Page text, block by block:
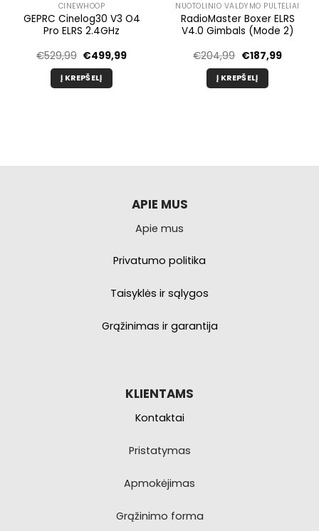
CINEWHOOP
GEPRC Cinelog30 V3 O4
Pro ELRS 2.4GHz
€529,99 Pradinė
buvo:
€529,99.
€499,99Dabartinė
Į KREPŠELĮ
NUOTOLINIO VALDYMO PULTELIAI
RadioMaster Boxer ELRS
V4.0 Gimbals (Mode 2)
€204,99 Pradinė
buvo:
€204,99.
€187,99
Į KREPŠELĮ
APIE MUS
Apie mus
Privatumo politika
Taisyklės ir sąlygos
Grąžinimas ir garantija
KLIENTAMS
Kontaktai
Pristatymas
Apmokėjimas
Grąžinimo forma